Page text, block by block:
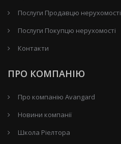
Послуги Продавцю нерухомості
Послуги Покупцю нерухомості
Контакти
ПРО КОМПАНІЮ
Про компанію Avangard
Новини компанії
Школа Ріелтора